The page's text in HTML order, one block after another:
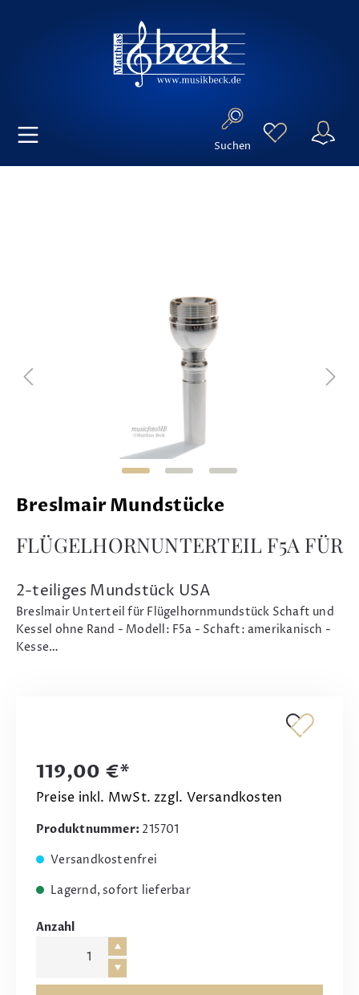
Suchen
Breslmair Mundstücke
FLÜGELHORNUNTERTEIL F5A FÜR
2-teiliges Mundstück USA
Breslmair Unterteil für Flügelhornmundstück Schaft und
Kessel ohne Rand - Modell: F5a - Schaft: amerikanisch -
Kesse…
119,00 €*
Preise inkl. MwSt. zzgl. Versandkosten
Produktnummer: 215701
Versandkostenfrei
Lagernd, sofort lieferbar
Anzahl